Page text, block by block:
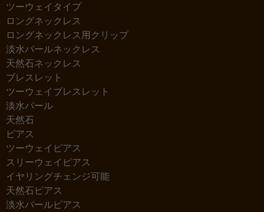
ツーウェイタイプ
ロングネックレス
ロングネックレス用クリップ
淡水パールネックレス
天然石ネックレス
ブレスレット
ツーウェイブレスレット
淡水パール
天然石
ピアス
ツーウェイピアス
スリーウェイピアス
イヤリングチェンジ可能
天然石ピアス
淡水パールピアス